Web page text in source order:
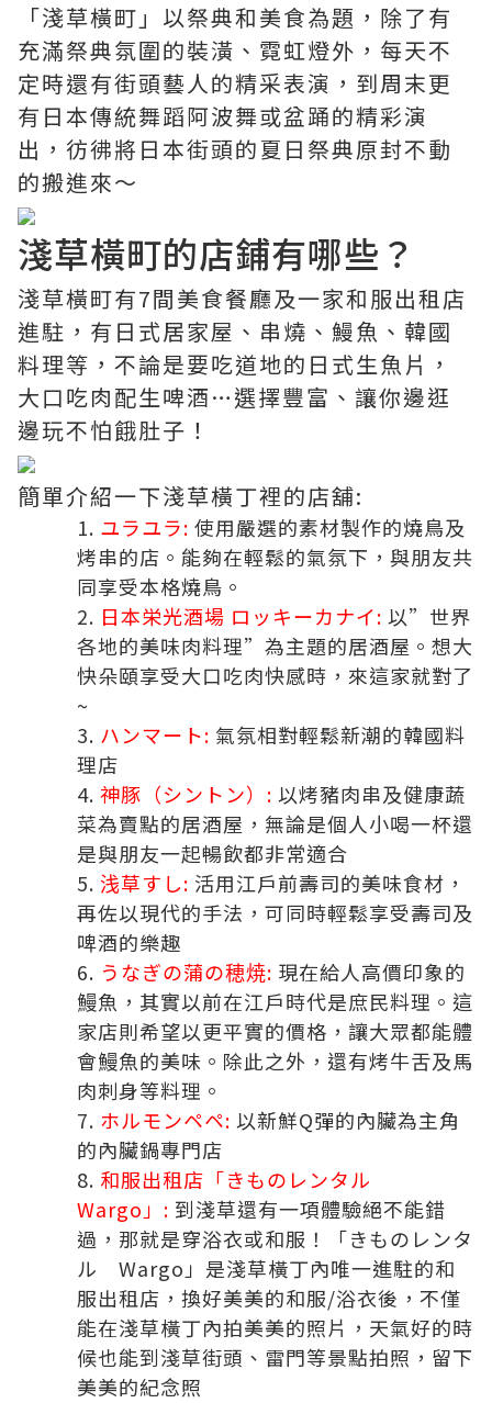
「淺草橫町」以祭典和美食為題，除了有
充滿祭典氛圍的裝潢、霓虹燈外，每天不
定時還有街頭藝人的精采表演，到周末更
有日本傳統舞蹈阿波舞或盆踊的精彩演
出，彷彿將日本街頭的夏日祭典原封不動
的搬進來～
淺草橫町的店鋪有哪些？
淺草橫町有7間美食餐廳及一家和服出租店
進駐，有日式居家屋、串燒、鰻魚、韓國
料理等，不論是要吃道地的日式生魚片，
大口吃肉配生啤酒…選擇豐富、讓你邊逛
邊玩不怕餓肚子！
簡單介紹一下淺草橫丁裡的店舖:
ユラユラ: 使用嚴選的素材製作的燒鳥及
烤串的店。能夠在輕鬆的氣氛下，與朋友共
同享受本格燒鳥。
日本栄光酒場 ロッキーカナイ: 以”世界
各地的美味肉料理”為主題的居酒屋。想大
快朵頤享受大口吃肉快感時，來這家就對了
~
ハンマート: 氣氛相對輕鬆新潮的韓國料
理店
神豚（シントン）: 以烤豬肉串及健康蔬
菜為賣點的居酒屋，無論是個人小喝一杯還
是與朋友一起暢飲都非常適合
浅草すし: 活用江戶前壽司的美味食材，
再佐以現代的手法，可同時輕鬆享受壽司及
啤酒的樂趣
うなぎの蒲の穂焼: 現在給人高價印象的
鰻魚，其實以前在江戶時代是庶民料理。這
家店則希望以更平實的價格，讓大眾都能體
會鰻魚的美味。除此之外，還有烤牛舌及馬
肉刺身等料理。
ホルモンペペ: 以新鮮Q彈的內臟為主角
的內臟鍋專門店
和服出租店「きものレンタル
Wargo」: 到淺草還有一項體驗絕不能錯
過，那就是穿浴衣或和服！「きものレンタ
ル Wargo」是淺草橫丁內唯一進駐的和
服出租店，換好美美的和服/浴衣後，不僅
能在淺草橫丁內拍美美的照片，天氣好的時
候也能到淺草街頭、雷門等景點拍照，留下
美美的紀念照